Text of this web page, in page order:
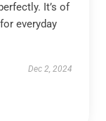
It’s of
everyday
Dec 2, 2024